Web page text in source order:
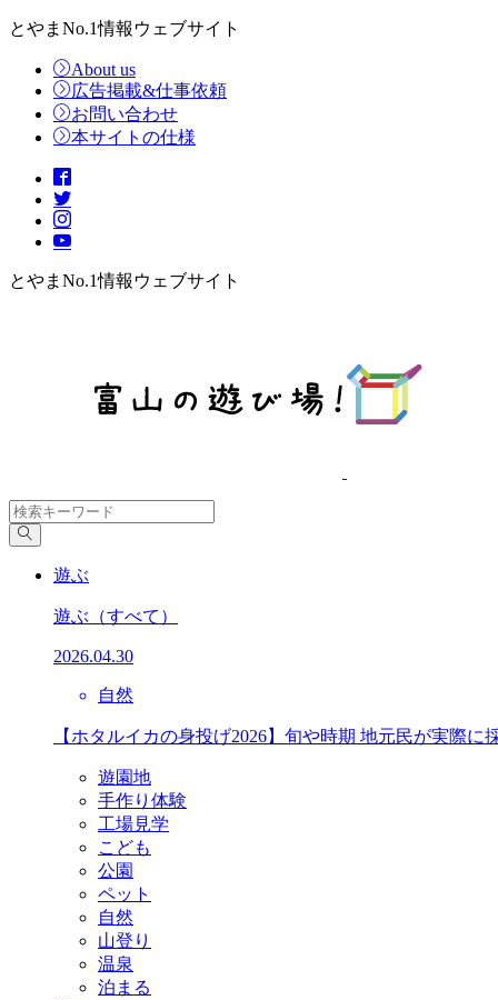
とやまNo.1情報ウェブサイト
About us
広告掲載&仕事依頼
お問い合わせ
本サイトの仕様
とやまNo.1情報ウェブサイト
遊ぶ
遊ぶ （すべて）
2026.04.30
自然
【ホタルイカの身投げ2026】旬や時期 地元民が実際に
遊園地
手作り体験
工場見学
こども
公園
ペット
自然
山登り
温泉
泊まる